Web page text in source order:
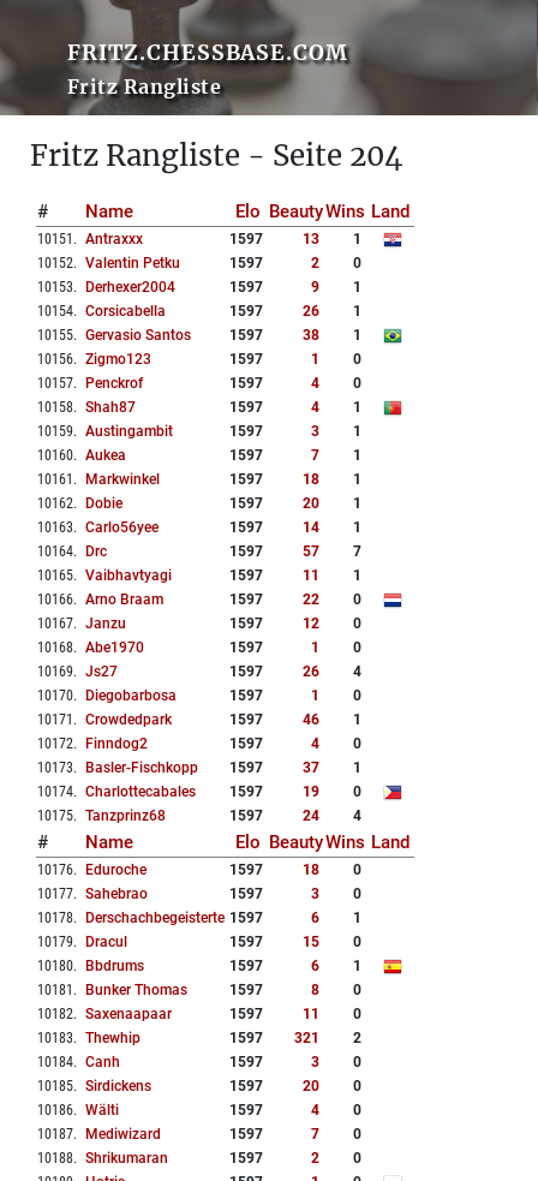
FRITZ.CHESSBASE.COM
Fritz Rangliste
Fritz Rangliste - Seite 204
# Name Elo BeautyWins Land
10151 . Antraxxx 1597 13
1
10152. Valentin Petku 1597 2
0
10153. Derhexer2004 1597 9
1
10154. Corsicabella 1597 26
1
10155. Gervasio Santos 1597 38
1
10156. Zigmo123 1597 1
0
10157. Penckrof 1597 4
0
10158. Shah87 1597 4
1
10159. Austingambit 1597 3
1
10160. Aukea 1597 7
1
10161 . Markwinkel 1597 18
1
10162. Dobie 1597 20
1
10163. Carlo56yee 1597 14
1
10164. Drc 1597 57
7
10165. Vaibhavtyagi 1597 11
1
10166. Arno Braam 1597 22
0
10167. Janzu 1597 12
0
10168. Abe1970 1597 1
0
10169. Js27 1597 26
4
10170. Diegobarbosa 1597 1
0
10171 . Crowdedpark 1597 46
1
10172. Finndog2 1597 4
0
10173. Basler-Fischkopp 1597 37
1
10174. Charlottecabales 1597 19
0
10175. Tanzprinz68 1597 24 4
# Name Elo BeautyWins Land
10176. Eduroche 1597 18
0
10177. Sahebrao 1597 3
0
10178. Derschachbegeisterte 1597 6
1
10179. Dracul 1597 15
0
10180. Bbdrums 1597 6
1
10181 . Bunker Thomas 1597 8
0
10182. Saxenaapaar 1597 11
0
10183. Thewhip 1597 321
2
10184. Canh 1597 3
0
10185. Sirdickens 1597 20
0
10186. Wälti 1597 4
0
10187. Mediwizard 1597 7
0
10188. Shrikumaran 1597 2
0